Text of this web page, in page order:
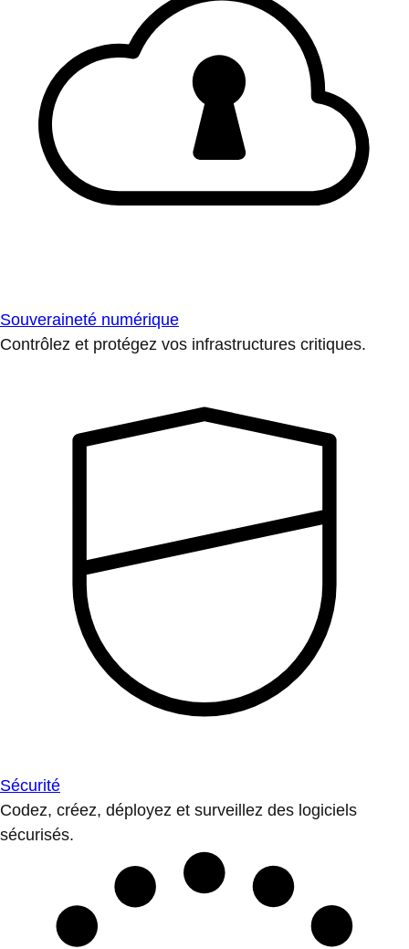
Souveraineté numérique
Contrôlez et protégez vos infrastructures critiques.
Sécurité
Codez, créez, déployez et surveillez des logiciels
sécurisés.